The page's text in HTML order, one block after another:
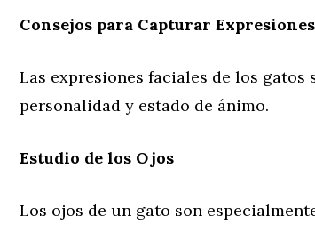
Consejos para Capturar
Las expresiones faciales de los
personalidad y estado de ánimo.
Estudio de los Ojos
Los ojos de un gato son